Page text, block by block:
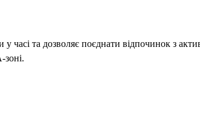
часі та дозволяє поєднати відпочинок з
зоні.